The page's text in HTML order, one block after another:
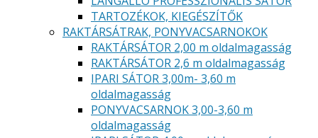
TARTOZÉKOK, KIEGÉSZÍTŐK
RAKTÁRSÁTRAK, PONYVACSARNOKOK
RAKTÁRSÁTOR 2,00 m oldalmagasság
RAKTÁRSÁTOR 2,6 m oldalmagasság
IPARI SÁTOR 3,00m- 3,60 m
oldalmagasság
PONYVACSARNOK 3,00-3,60 m
oldalmagasság